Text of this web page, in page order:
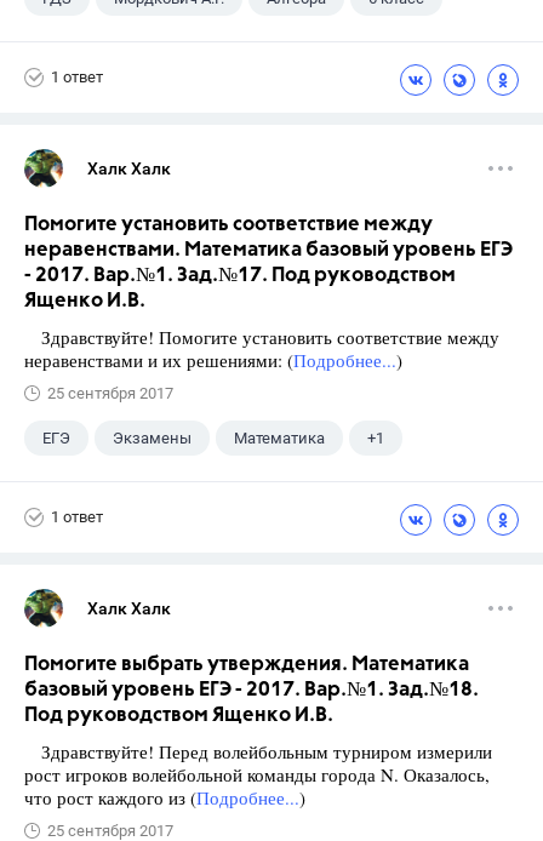
1 ответ
Халк Халк
Помогите установить соответствие между
неравенствами. Математика базовый уровень ЕГЭ
- 2017. Вар.№1. Зад.№17. Под руководством
Ященко И.В.
Здравствуйте! Помогите установить соответствие между
неравенствами и их решениями: (Подробнее...)
25 сентября 2017
ЕГЭ Экзамены Математика +1
1 ответ
Халк Халк
Помогите выбрать утверждения. Математика
базовый уровень ЕГЭ - 2017. Вар.№1. Зад.№18.
Под руководством Ященко И.В.
Здравствуйте! Перед волейбольным турниром измерили
рост игроков волейбольной команды города N. Оказалось,
что рост каждого из (Подробнее...)
25 сентября 2017